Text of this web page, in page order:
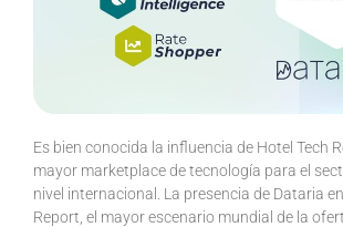
Es bien conocida la influencia de Hotel Tech
mayor marketplace de tecnología para el
nivel internacional. La presencia de Dataria
Report, el mayor escenario mundial de la